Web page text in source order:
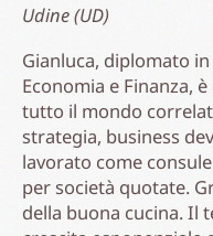
Udine (UD)
Gianluca, diplomato
Economia e Finanza,
tutto il mondo
strategia, business
lavorato come
per società quotate.
della buona cucina. Il